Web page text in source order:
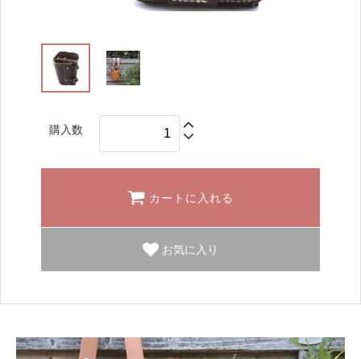
購入数
カートに入れる
お気に入り